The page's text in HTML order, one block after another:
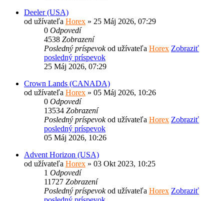
Deeler (USA)
od užívateľa Horex » 25 Máj 2026, 07:29
0 Odpovedí
4538 Zobrazení
Posledný príspevokod užívateľa Horex Zobraziť
posledný príspevok
25 Máj 2026, 07:29
Crown Lands (CANADA)
od užívateľa Horex » 05 Máj 2026, 10:26
0 Odpovedí
13534 Zobrazení
Posledný príspevokod užívateľa Horex Zobraziť
posledný príspevok
05 Máj 2026, 10:26
Advent Horizon (USA)
od užívateľa Horex » 03 Okt 2023, 10:25
1 Odpovedí
11727 Zobrazení
Posledný príspevokod užívateľa Horex Zobraziť